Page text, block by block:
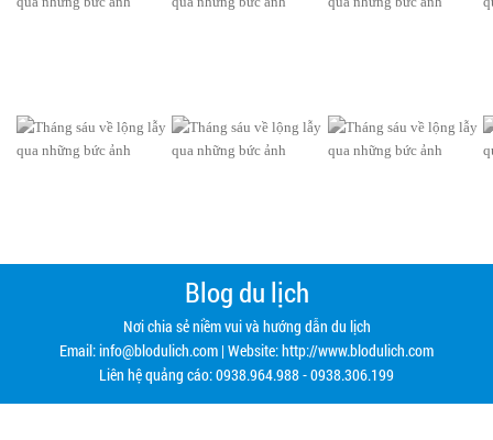
Blog du lịch
Nơi chia sẻ niềm vui và hướng dẫn du lịch
Email:info@blodulich.com | Website: http://www.blodulich.com
Liên hệ quảng cáo: 0938.964.988 - 0938.306.199